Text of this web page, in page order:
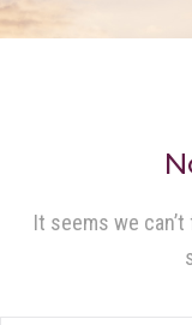
It seems we